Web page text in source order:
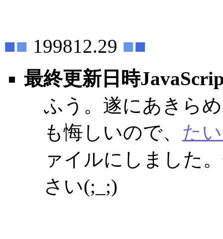
■■ 199812.29 ■■
最終更新日時
ふう。遂にあきら
も悔しいので、 た
ァイルにしました
さい(;_;)